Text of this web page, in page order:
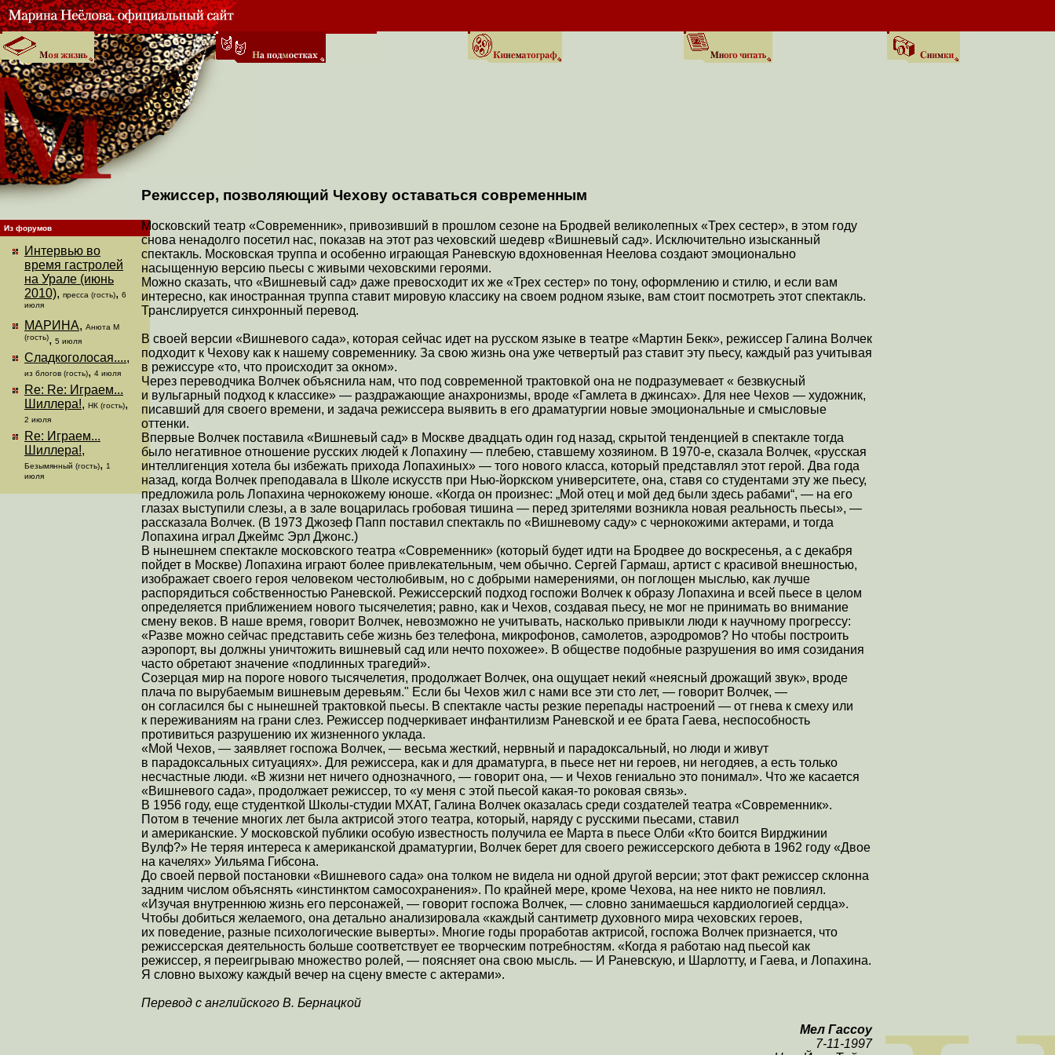
Из форумов
Интервью во
время гастролей
на Урале (июнь
2010), пресса (гость), 6
июля
МАРИНА, Анюта М
(гость), 5 июля
Сладкоголосая....,
из блогов (гость), 4 июля
Re: Re: Играем...
Шиллера!, НК (гость),
2 июля
Re: Играем...
Шиллера!,
Безымянный (гость), 1
июля
Режиссер, позволяющий Чехову оставаться современным
Московский театр «Современник», привозивший в прошлом сезоне на Бродвей великолепных «Трех сестер», в этом году
снова ненадолго посетил нас, показав на этот раз чеховский шедевр «Вишневый сад». Исключительно изысканный
спектакль. Московская труппа и особенно играющая Раневскую вдохновенная Неелова создают эмоционально
насыщенную версию пьесы с живыми чеховскими героями.
Можно сказать, что «Вишневый сад» даже превосходит их же «Трех сестер» по тону, оформлению и стилю, и если вам
интересно, как иностранная труппа ставит мировую классику на своем родном языке, вам стоит посмотреть этот спектакль.
Транслируется синхронный перевод.
В своей версии «Вишневого сада», которая сейчас идет на русском языке в театре «Мартин Бекк», режиссер Галина Волчек
подходит к Чехову как к нашему современнику. За свою жизнь она уже четвертый раз ставит эту пьесу, каждый раз учитывая
в режиссуре «то, что происходит за окном».
Через переводчика Волчек объяснила нам, что под современной трактовкой она не подразумевает « безвкусный
и вульгарный подход к классике» — раздражающие анахронизмы, вроде «Гамлета в джинсах». Для нее Чехов — художник,
писавший для своего времени, и задача режиссера выявить в его драматургии новые эмоциональные и смысловые
оттенки.
Впервые Волчек поставила «Вишневый сад» в Москве двадцать один год назад, скрытой тенденцией в спектакле тогда
было негативное отношение русских людей к Лопахину — плебею, ставшему хозяином. В 1970-е, сказала Волчек, «русская
интеллигенция хотела бы избежать прихода Лопахиных» — того нового класса, который представлял этот герой. Два года
назад, когда Волчек преподавала в Школе искусств при Нью-йоркском университете, она, ставя со студентами эту же пьесу,
предложила роль Лопахина чернокожему юноше. «Когда он произнес: „Мой отец и мой дед были здесь рабами“, — на его
глазах выступили слезы, а в зале воцарилась гробовая тишина — перед зрителями возникла новая реальность пьесы», —
рассказала Волчек. (В 1973 Джозеф Папп поставил спектакль по «Вишневому саду» с чернокожими актерами, и тогда
Лопахина играл Джеймс Эрл Джонс.)
В нынешнем спектакле московского театра «Современник» (который будет идти на Бродвее до воскресенья, а с декабря
пойдет в Москве) Лопахина играют более привлекательным, чем обычно. Сергей Гармаш, артист с красивой внешностью,
изображает своего героя человеком честолюбивым, но с добрыми намерениями, он поглощен мыслью, как лучше
распорядиться собственностью Раневской. Режиссерский подход госпожи Волчек к образу Лопахина и всей пьесе в целом
определяется приближением нового тысячелетия; равно, как и Чехов, создавая пьесу, не мог не принимать во внимание
смену веков. В наше время, говорит Волчек, невозможно не учитывать, насколько привыкли люди к научному прогрессу:
«Разве можно сейчас представить себе жизнь без телефона, микрофонов, самолетов, аэродромов? Но чтобы построить
аэропорт, вы должны уничтожить вишневый сад или нечто похожее». В обществе подобные разрушения во имя созидания
часто обретают значение «подлинных трагедий».
Созерцая мир на пороге нового тысячелетия, продолжает Волчек, она ощущает некий «неясный дрожащий звук», вроде
плача по вырубаемым вишневым деревьям." Если бы Чехов жил с нами все эти сто лет, — говорит Волчек, —
он согласился бы с нынешней трактовкой пьесы. В спектакле часты резкие перепады настроений — от гнева к смеху или
к переживаниям на грани слез. Режиссер подчеркивает инфантилизм Раневской и ее брата Гаева, неспособность
противиться разрушению их жизненного уклада.
«Мой Чехов, — заявляет госпожа Волчек, — весьма жесткий, нервный и парадоксальный, но люди и живут
в парадоксальных ситуациях». Для режиссера, как и для драматурга, в пьесе нет ни героев, ни негодяев, а есть только
несчастные люди. «В жизни нет ничего однозначного, — говорит она, — и Чехов гениально это понимал». Что же касается
«Вишневого сада», продолжает режиссер, то «у меня с этой пьесой какая-то роковая связь».
В 1956 году, еще студенткой Школы-студии МХАТ, Галина Волчек оказалась среди создателей театра «Современник».
Потом в течение многих лет была актрисой этого театра, который, наряду с русскими пьесами, ставил
и американские. У московской публики особую известность получила ее Марта в пьесе Олби «Кто боится Вирджинии
Вулф?» Не теряя интереса к американской драматургии, Волчек берет для своего режиссерского дебюта в 1962 году «Двое
на качелях» Уильяма Гибсона.
До своей первой постановки «Вишневого сада» она толком не видела ни одной другой версии; этот факт режиссер склонна
задним числом объяснять «инстинктом самосохранения». По крайней мере, кроме Чехова, на нее никто не повлиял.
«Изучая внутреннюю жизнь его персонажей, — говорит госпожа Волчек, — словно занимаешься кардиологией сердца».
Чтобы добиться желаемого, она детально анализировала «каждый сантиметр духовного мира чеховских героев,
их поведение, разные психологические выверты». Многие годы проработав актрисой, госпожа Волчек признается, что
режиссерская деятельность больше соответствует ее творческим потребностям. «Когда я работаю над пьесой как
режиссер, я переигрываю множество ролей, — поясняет она свою мысль. — И Раневскую, и Шарлотту, и Гаева, и Лопахина.
Я словно выхожу каждый вечер на сцену вместе с актерами».
Перевод с английского В. Бернацкой
Мел Гассоу
7-11-1997